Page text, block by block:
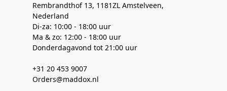
Rembrandthof 13, 1181ZL Amstelveen,
Nederland
Di-za: 10:00 - 18:00 uur
Ma & zo: 12:00 - 18:00 uur
Donderdagavond tot 21:00 uur
+31 20 453 9007
Orders@maddox.nl